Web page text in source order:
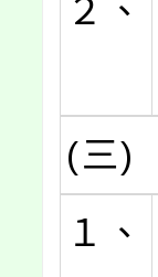
２、
(三)
１、